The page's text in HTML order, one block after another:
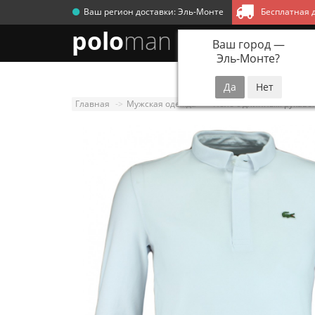
Ваш регион доставки:Эль-Монте
Ваш город —
Эль-Монте?
Бесплатная
poloman
Новинки
Главная Мужская одежда Поло с длинным